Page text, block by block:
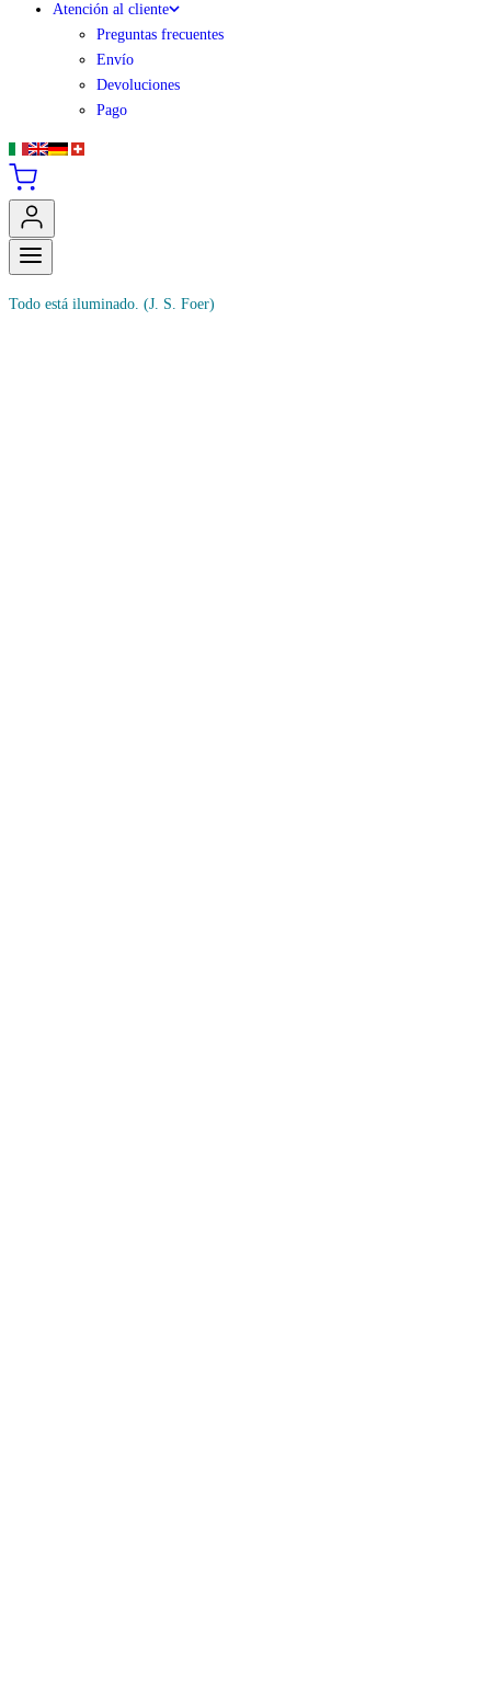
Atención al cliente
Preguntas frecuentes
Envío
Devoluciones
Pago
Todo está iluminado. (J. S. Foer)